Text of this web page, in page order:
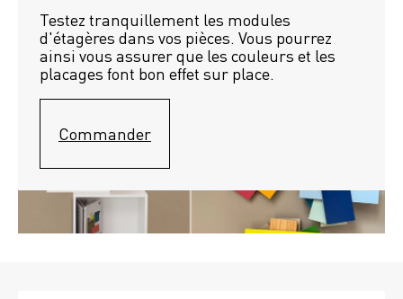
Testez tranquillement les modules
d'étagères dans vos pièces. Vous pourrez
ainsi vous assurer que les couleurs et les
placages font bon effet sur place.
Commander